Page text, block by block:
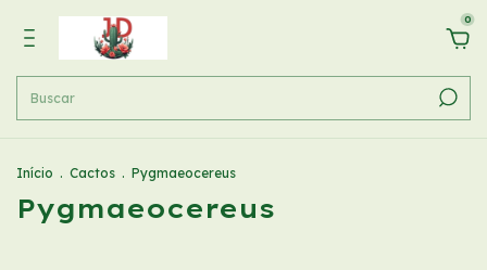
0
Início . Cactos . Pygmaeocereus
Pygmaeocereus